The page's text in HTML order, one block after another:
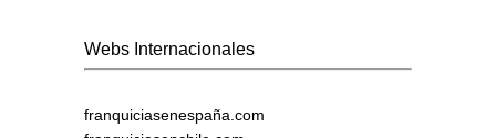
Webs Internacionales
franquiciasenespaña.com